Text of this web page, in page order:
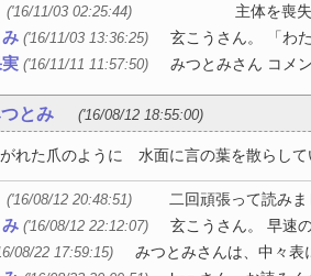
('16/11/03 02:25:44) 主体を喪失した詩
('16/11/03 13:36:25) 玄こうさん。 「わ
('16/11/11 11:57:50) みつとみさん コメ
とみ ('16/08/12 18:55:00)
た爪のように 水面に言
('16/08/12 20:48:51) 二回頑張って読みま
('16/08/12 22:12:07) 玄こうさん。 早速
08/22 17:59:15) みつとみさんは、中々表